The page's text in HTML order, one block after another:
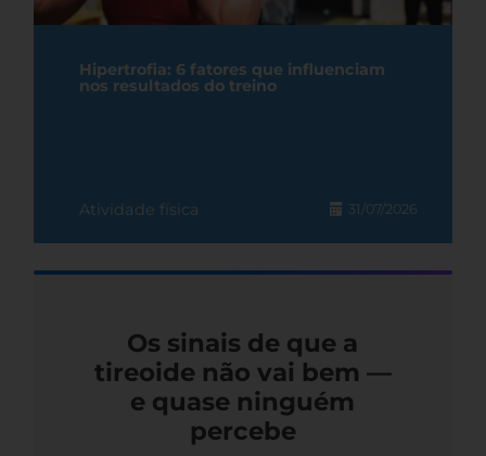
Hipertrofia: 6 fatores que influenciam
nos resultados do treino
Atividade física 31/07/2026
Os sinais de que a
tireoide não vai bem —
e quase ninguém
percebe